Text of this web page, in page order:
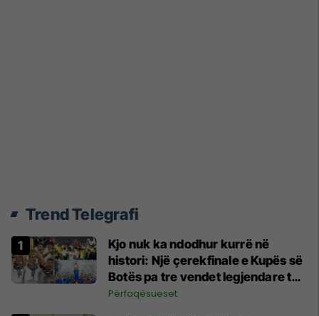
Trend Telegrafi
Kjo nuk ka ndodhur kurrë në
histori: Një çerekfinale e Kupës së
Botës pa tre vendet legjendare të
futbollit
Përfaqësueset